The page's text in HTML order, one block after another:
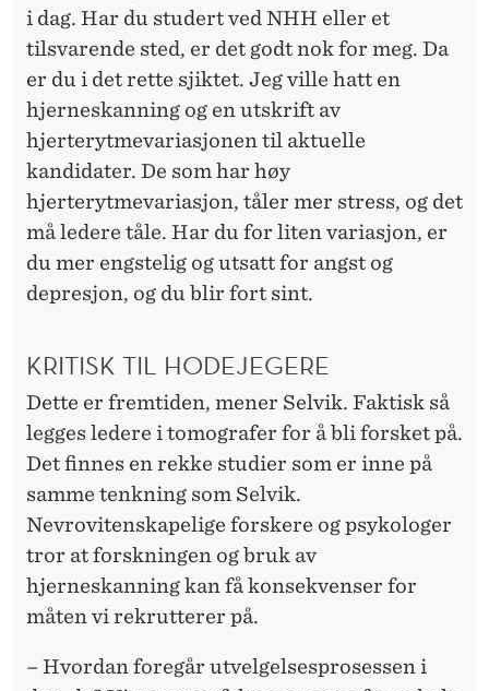
i dag. Har du studert ved NHH eller et
tilsvarende sted, er det godt nok for meg. Da
er du i det rette sjiktet. Jeg ville hatt en
hjerneskanning og en utskrift av
hjerterytmevariasjonen til aktuelle
kandidater. De som har høy
hjerterytmevariasjon, tåler mer stress, og det
må ledere tåle. Har du for liten variasjon, er
du mer engstelig og utsatt for angst og
depresjon, og du blir fort sint.
KRITISK TIL HODEJEGERE
Dette er fremtiden, mener Selvik. Faktisk så
legges ledere i tomografer for å bli forsket på.
Det finnes en rekke studier som er inne på
samme tenkning som Selvik.
Nevrovitenskapelige forskere og psykologer
tror at forskningen og bruk av
hjerneskanning kan få konsekvenser for
måten vi rekrutterer på.
– Hvordan foregår utvelgelsesprosessen i